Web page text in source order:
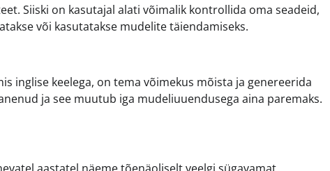
Siiski on kasutajal alati võimalik kontrollida oma seadeid,
või kasutatakse mudelite täiendamiseks.
inglise keelega, on tema võimekus mõista ja genereerida
ja see muutub iga mudeliuuendusega aina paremaks.